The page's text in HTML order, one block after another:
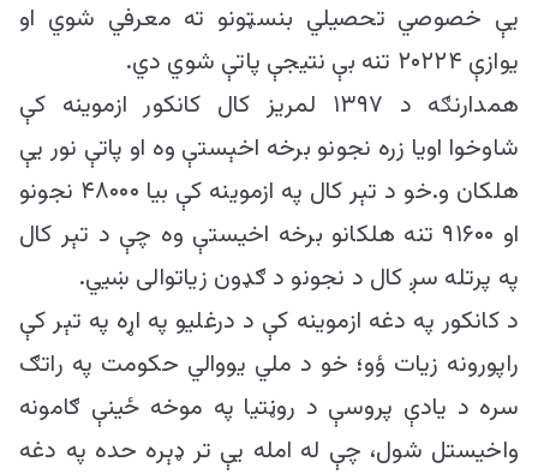
یې خصوصي تحصیلي بنسټونو ته معرفي شوي او
یوازې ۲۰۲۲۴ تنه بې نتیجې پاتې شوي دي.
همدارنګه د ۱۳۹۷ لمریز کال کانکور ازموینه کې
شاوخوا اویا زره نجونو برخه اخېستې وه او پاتې نور یې
هلکان و.خو د تېر کال په ازموینه کې بیا ۴۸۰۰۰ نجونو
او ۹۱۶۰۰ تنه هلکانو برخه اخيستې وه چې د تېر کال
په پرتله سږ کال د نجونو د ګډون زیاتوالی ښیي.
د کانکور په دغه ازموینه کې د درغلیو په اړه په تېر کې
راپورونه زیات ؤو؛ خو د ملي یووالي حکومت په راتګ
سره د یادې پروسې د روڼتیا په موخه ځینې ګامونه
واخیستل شول، چې له امله یې تر ډېره حده په دغه